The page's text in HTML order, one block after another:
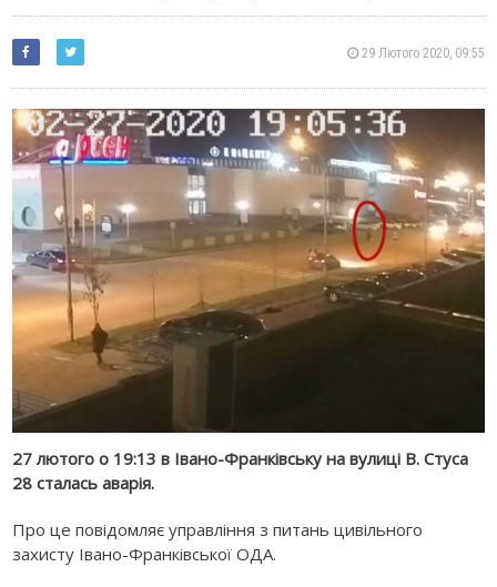
29 Лютого 2020, 09:55
27 лютого о 19:13 в Івано-Франківську на вулиці В. Стуса
28 сталась аварія.
Про це повідомляє управління з питань цивільного
захисту Івано-Франківської ОДА.